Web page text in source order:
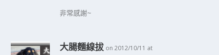
非常感謝~
大腸麵線拔 on 2012/10/11 at